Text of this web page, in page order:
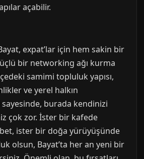
açabilir.
expat’lar için hem sakin bir
bir networking ağı kurma
samimi topluluk yapısı,
ve yerel halkın
burada kendinizi
çok zor. İster bir kafede
ister bir doğa yürüyüşünde
olsun, Bayat’ta her an yeni bir